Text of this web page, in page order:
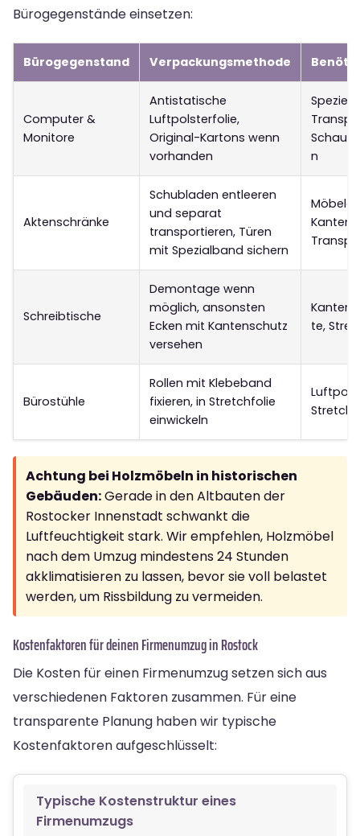
Bürogegenstände einsetzen:
Bürogegenstand Verpackungsmethode
Computer &
Monitore
Antistatische
Luftpolsterfolie,
Original-Kartons wenn
vorhanden
n
Aktenschränke
Schubladen entleeren
und separat
transportieren, Türen
mit Spezialband sichern
Schreibtische
Demontage wenn
möglich, ansonsten
Ecken mit Kantenschutz
versehen
te,
Bürostühle
Rollen mit Klebeband
fixieren, in Stretchfolie
einwickeln
Achtung bei Holzmöbeln in historischen
Gebäuden:Gerade in den Altbauten der
Rostocker Innenstadt schwankt die
Luftfeuchtigkeit stark. Wir empfehlen, Holzmöbel
nach dem Umzug mindestens 24 Stunden
akklimatisieren zu lassen, bevor sie voll belastet
werden, um Rissbildung zu vermeiden.
Kostenfaktoren für deinen Firmenumzug in Rostock
Die Kosten für einen Firmenumzug setzen sich aus
verschiedenen Faktoren zusammen. Für eine
transparente Planung haben wir typische
Kostenfaktoren aufgeschlüsselt:
Typische Kostenstruktur eines
Firmenumzugs